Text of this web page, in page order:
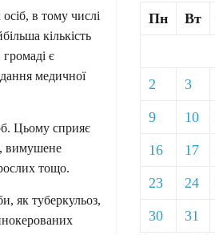
в тому числі
кількість
є
медичної
Цьому сприяє
вимушене
тощо.
як туберкульоз,
Пн Вт
2 3
9 10
16 17
23 24
30 31